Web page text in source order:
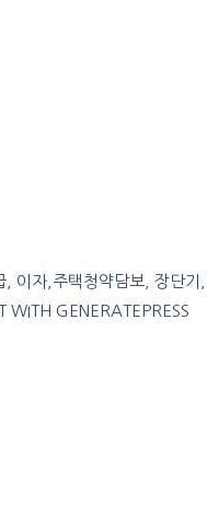
이자,주택청약담보, 장단
WITH GENERATEPRESS